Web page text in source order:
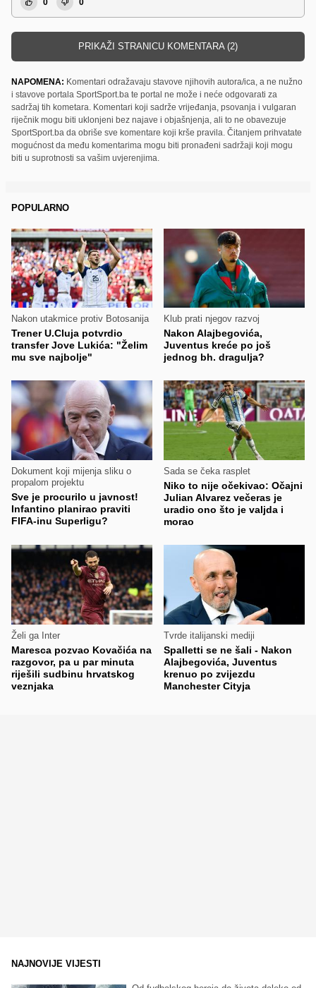
PRIKAŽI STRANICU KOMENTARA (2)
NAPOMENA: Komentari odražavaju stavove njihovih autora/ica, a ne nužno
i stavove portala SportSport.ba te portal ne može i neće odgovarati za
sadržaj tih kometara. Komentari koji sadrže vrijeđanja, psovanja i vulgaran
riječnik mogu biti uklonjeni bez najave i objašnjenja, ali to ne obavezuje
SportSport.ba da obriše sve komentare koji krše pravila. Čitanjem prihvatate
mogućnost da među komentarima mogu biti pronađeni sadržaji koji mogu
biti u suprotnosti sa vašim uvjerenjima.
POPULARNO
Nakon utakmice protiv Botosanija
Trener U.Cluja potvrdio
transfer Jove Lukića: "Želim
mu sve najbolje"
Klub prati njegov razvoj
Nakon Alajbegovića,
Juventus kreće po još
jednog bh. dragulja?
Dokument koji mijenja sliku o
propalom projektu
Sve je procurilo u javnost!
Infantino planirao praviti
FIFA-inu Superligu?
Sada se čeka rasplet
Niko to nije očekivao: Očajni
Julian Alvarez večeras je
uradio ono što je valjda i
morao
Želi ga Inter
Maresca pozvao Kovačića na
razgovor, pa u par minuta
riješili sudbinu hrvatskog
veznjaka
Tvrde italijanski mediji
Spalletti se ne šali - Nakon
Alajbegovića, Juventus
krenuo po zvijezdu
Manchester Cityja
NAJNOVIJE VIJESTI